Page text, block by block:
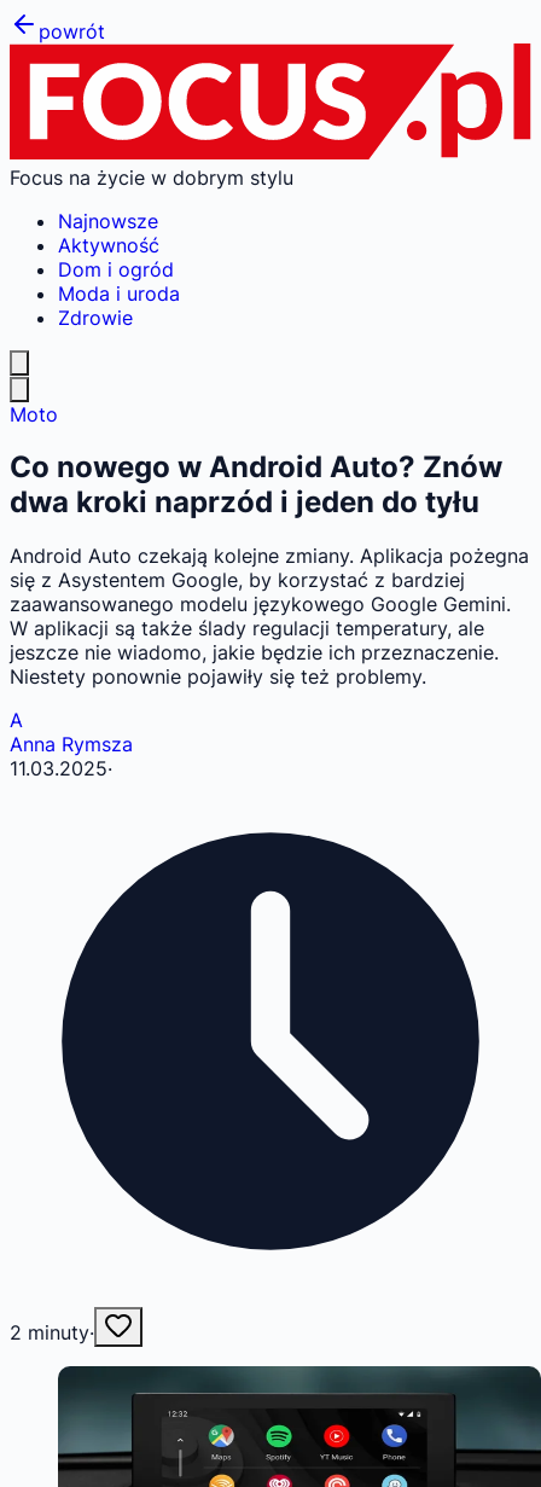
powrót
Focus na życie w dobrym stylu
Najnowsze
Aktywność
Dom i ogród
Moda i uroda
Zdrowie
Moto
Co nowego w Android Auto? Znów
dwa kroki naprzód i jeden do tyłu
Android Auto czekają kolejne zmiany. Aplikacja pożegna
się z Asystentem Google, by korzystać z bardziej
zaawansowanego modelu językowego Google Gemini.
W aplikacji są także ślady regulacji temperatury, ale
jeszcze nie wiadomo, jakie będzie ich przeznaczenie.
Niestety ponownie pojawiły się też problemy.
A
Anna Rymsza
11.03.2025·
2 minuty·